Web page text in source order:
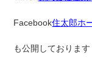
Facebook住太郎ホ
も公開しておりま